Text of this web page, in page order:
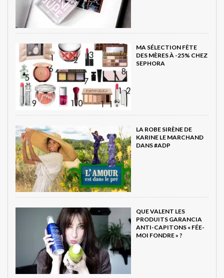
MA SÉLECTION FÊTE
DES MÈRES À -25% CHEZ
SEPHORA
LA ROBE SIRÈNE DE
KARINE LE MARCHAND
DANS #ADP
QUE VALENT LES
PRODUITS GARANCIA
ANTI-CAPITONS « FÉE-
MOI FONDRE » ?